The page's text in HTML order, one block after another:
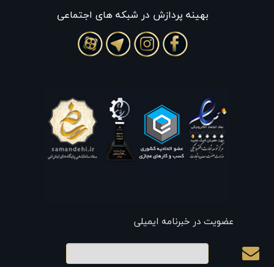
بهينه پردازش در شبکه های اجتماعی
عضویت در خبرنامه ایمیلی